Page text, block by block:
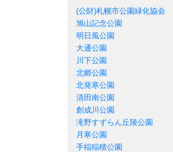
(公財)札幌市公園緑化協会
旭山記念公園
明日風公園
大通公園
川下公園
北郷公園
北発寒公園
清田南公園
創成川公園
滝野すずらん丘陵公園
月寒公園
手稲稲積公園